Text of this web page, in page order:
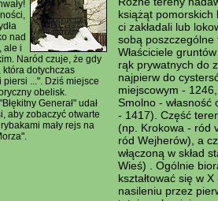
nad
ale i
Naród czuje, że gdy
dotychczas
piersi ...". Dziś miejsce
obelisk.
Generał" udał
aby zobaczyć otwarte
mały rejs na
książąt pomorskich
ci zakładali lub
sobą poszczególne
Właściciele
rąk prywatnych do
najpierw do
miejscowym -
Smolno - własność
- 1417). Część
(np. Krokowa - ród
ród Wejherów), a
włączoną w skład
Wieś) . Ogólnie
kształtować się w
nasileniu przez